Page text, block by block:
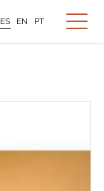
ES EN PT